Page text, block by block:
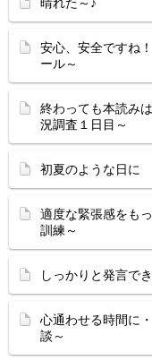
安心、安全
ール～
終わっても本読
況調査１日目～
初夏のような日に
適度な緊張
訓練～
しっかりと発
心通わせる
談～